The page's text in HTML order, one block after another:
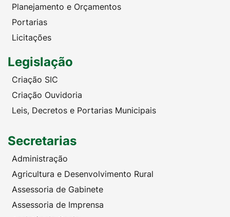
Planejamento e Orçamentos
Portarias
Licitações
Legislação
Criação SIC
Criação Ouvidoria
Leis, Decretos e Portarias Municipais
Secretarias
Administração
Agricultura e Desenvolvimento Rural
Assessoria de Gabinete
Assessoria de Imprensa